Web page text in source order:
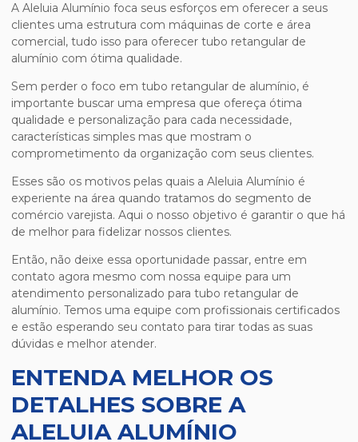
A Aleluia Alumínio foca seus esforços em oferecer a seus
clientes uma estrutura com máquinas de corte e área
comercial, tudo isso para oferecer tubo retangular de
alumínio com ótima qualidade.
Sem perder o foco em tubo retangular de alumínio, é
importante buscar uma empresa que ofereça ótima
qualidade e personalização para cada necessidade,
características simples mas que mostram o
comprometimento da organização com seus clientes.
Esses são os motivos pelas quais a Aleluia Alumínio é
experiente na área quando tratamos do segmento de
comércio varejista. Aqui o nosso objetivo é garantir o que há
de melhor para fidelizar nossos clientes.
Então, não deixe essa oportunidade passar, entre em
contato agora mesmo com nossa equipe para um
atendimento personalizado para tubo retangular de
alumínio. Temos uma equipe com profissionais certificados
e estão esperando seu contato para tirar todas as suas
dúvidas e melhor atender.
ENTENDA MELHOR OS
DETALHES SOBRE A
ALELUIA ALUMÍNIO